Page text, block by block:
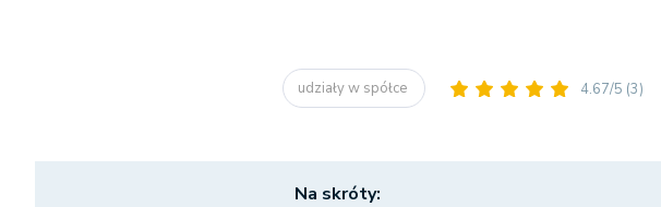
udziały w spółce 4.67/5 (3)
Na skróty: